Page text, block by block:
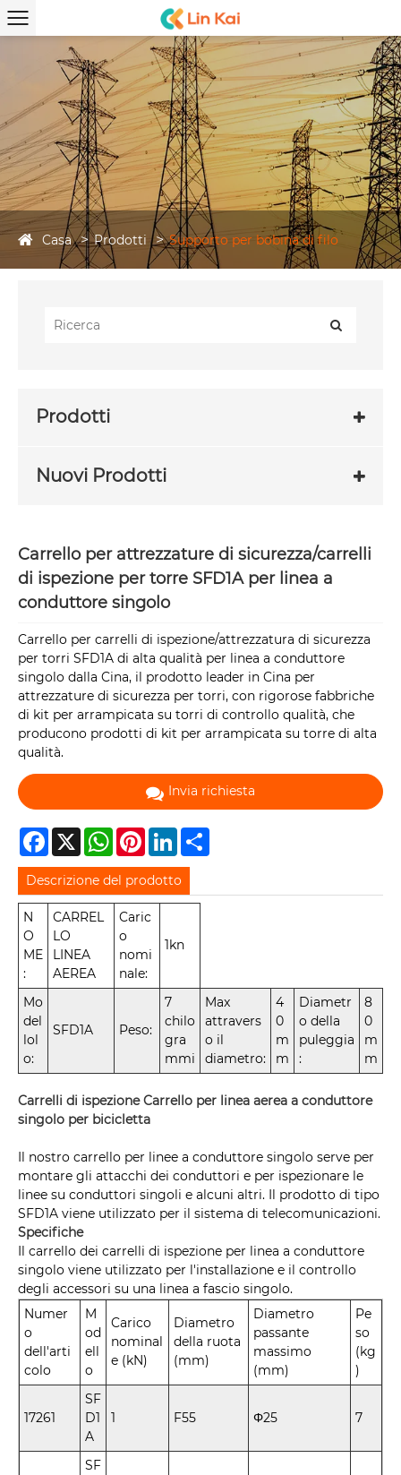
Casa Prodotti Supporto per bobina di filo
Prodotti
Nuovi Prodotti
Carrello per attrezzature di sicurezza/carrelli
di ispezione per torre SFD1A per linea a
conduttore singolo
Carrello per carrelli di ispezione/attrezzatura di sicurezza
per torri SFD1A di alta qualità per linea a conduttore
singolo dalla Cina, il prodotto leader in Cina per
attrezzature di sicurezza per torri, con rigorose fabbriche
di kit per arrampicata su torri di controllo qualità, che
producono prodotti di kit per arrampicata su torre di alta
qualità.
Invia richiesta
Facebook
X WhatsAppPinterestLinkedIn
Descrizione del prodotto
N
O
ME
:
CARREL
LO
LINEA
AEREA
Caric
o
nomi
nale:
1kn
Mo
del
lol
o:
SFD1A Peso:
7
chilo
gra
mmi
Max
attravers
o il
diametro:
4
0
m
m
Diametr
o della
puleggia
:
8
0
m
m
Carrelli di ispezione Carrello per linea aerea a conduttore
singolo per bicicletta
Il nostro carrello per linee a conduttore singolo serve per
montare gli attacchi dei conduttori e per ispezionare le
linee su conduttori singoli e alcuni altri. Il prodotto di tipo
SFD1A viene utilizzato per il sistema di telecomunicazioni.
Specifiche
Il carrello dei carrelli di ispezione per linea a conduttore
singolo viene utilizzato per l'installazione e il controllo
degli accessori su una linea a fascio singolo.
Numer
o
dell'arti
colo
M
od
ell
o
Carico
nominal
e (kN)
Diametro
della ruota
(mm)
Diametro
passante
massimo
(mm)
Pe
so
(kg
)
17261
SF
D1
A
1 F55 Φ25 7
SF